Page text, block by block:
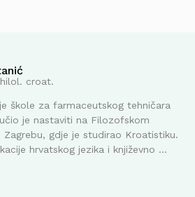
croat.
škole za farmaceutskog tehničara
je nastaviti na Filozofskom
gdje je studirao Kroatistiku.
hrvatskog jezika i književno ...